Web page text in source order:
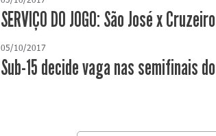
SERVIÇO DO JOGO: São José x Cruzeiro
05/10/2017
Sub-15 decide vaga nas semifinais